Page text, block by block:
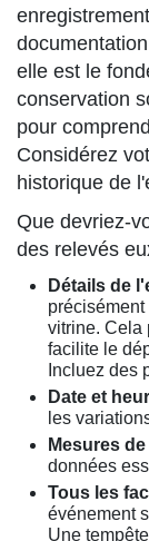
elle est le
conservation
pour
Considérez
historique de
Que devriez-
des relevés
Détails de
vitrine. Cela
facilite le
Incluez des
Date et
les
Mesures
données
Tous les
événement
Une